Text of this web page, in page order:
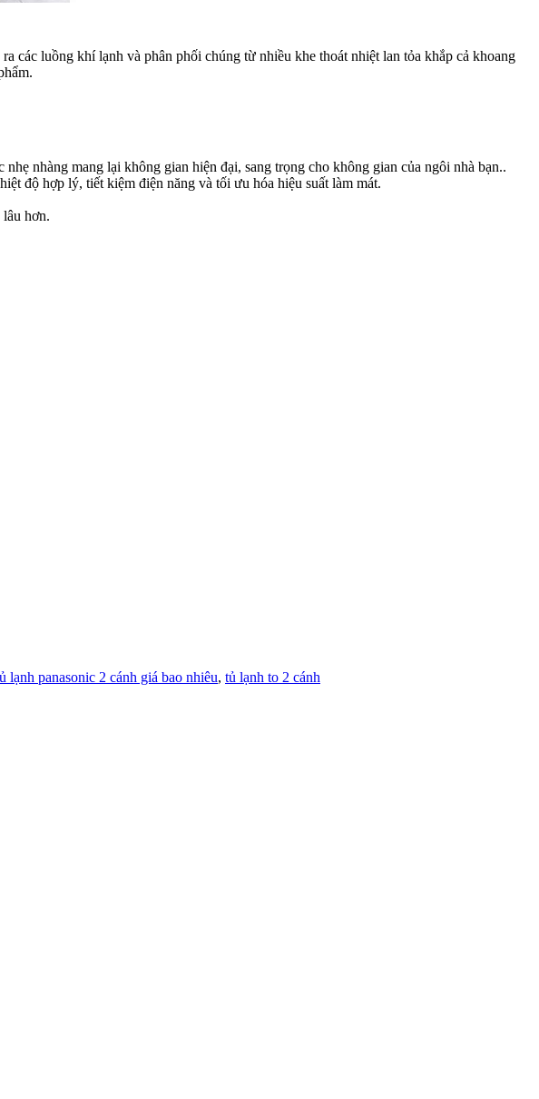
các luồng khí lạnh và phân phối chúng từ nhiều khe thoát nhiệt lan tỏa khắp cả khoang
nhàng mang lại không gian hiện đại, sang trọng cho không gian của ngôi nhà bạn..
độ hợp lý, tiết kiệm điện năng và tối ưu hóa hiệu suất làm mát.
hơn.
lạnh panasonic 2 cánh giá bao nhiêu, tủ lạnh to 2 cánh